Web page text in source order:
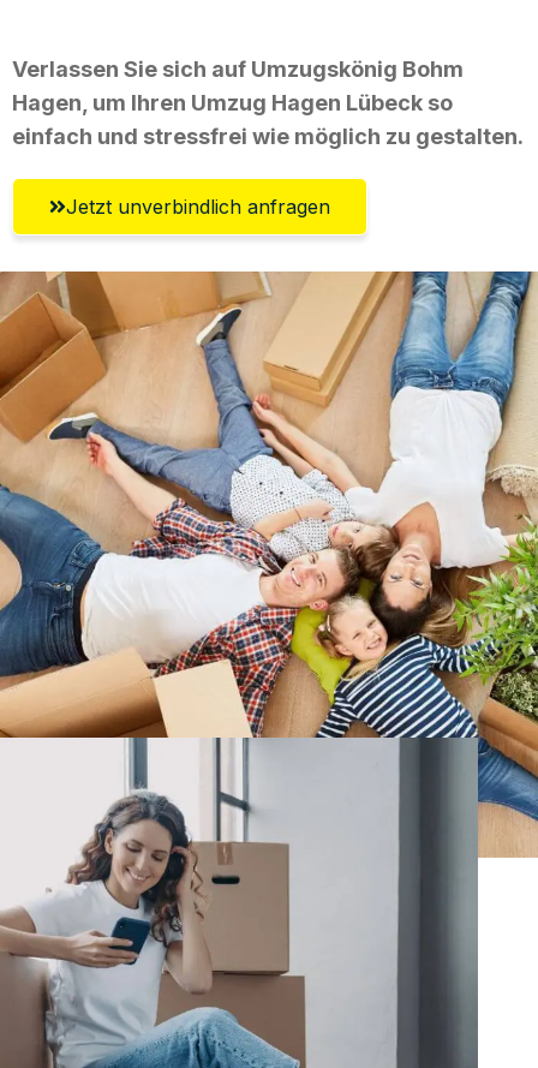
Verlassen Sie sich auf Umzugskönig Bohm
Hagen, um Ihren Umzug Hagen Lübeck so
einfach und stressfrei wie möglich zu gestalten.
Jetzt unverbindlich anfragen